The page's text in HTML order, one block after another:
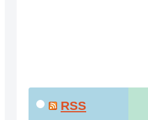
RSS